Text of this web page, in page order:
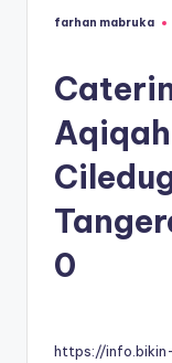
Posted
farhan mabruka
0
https://